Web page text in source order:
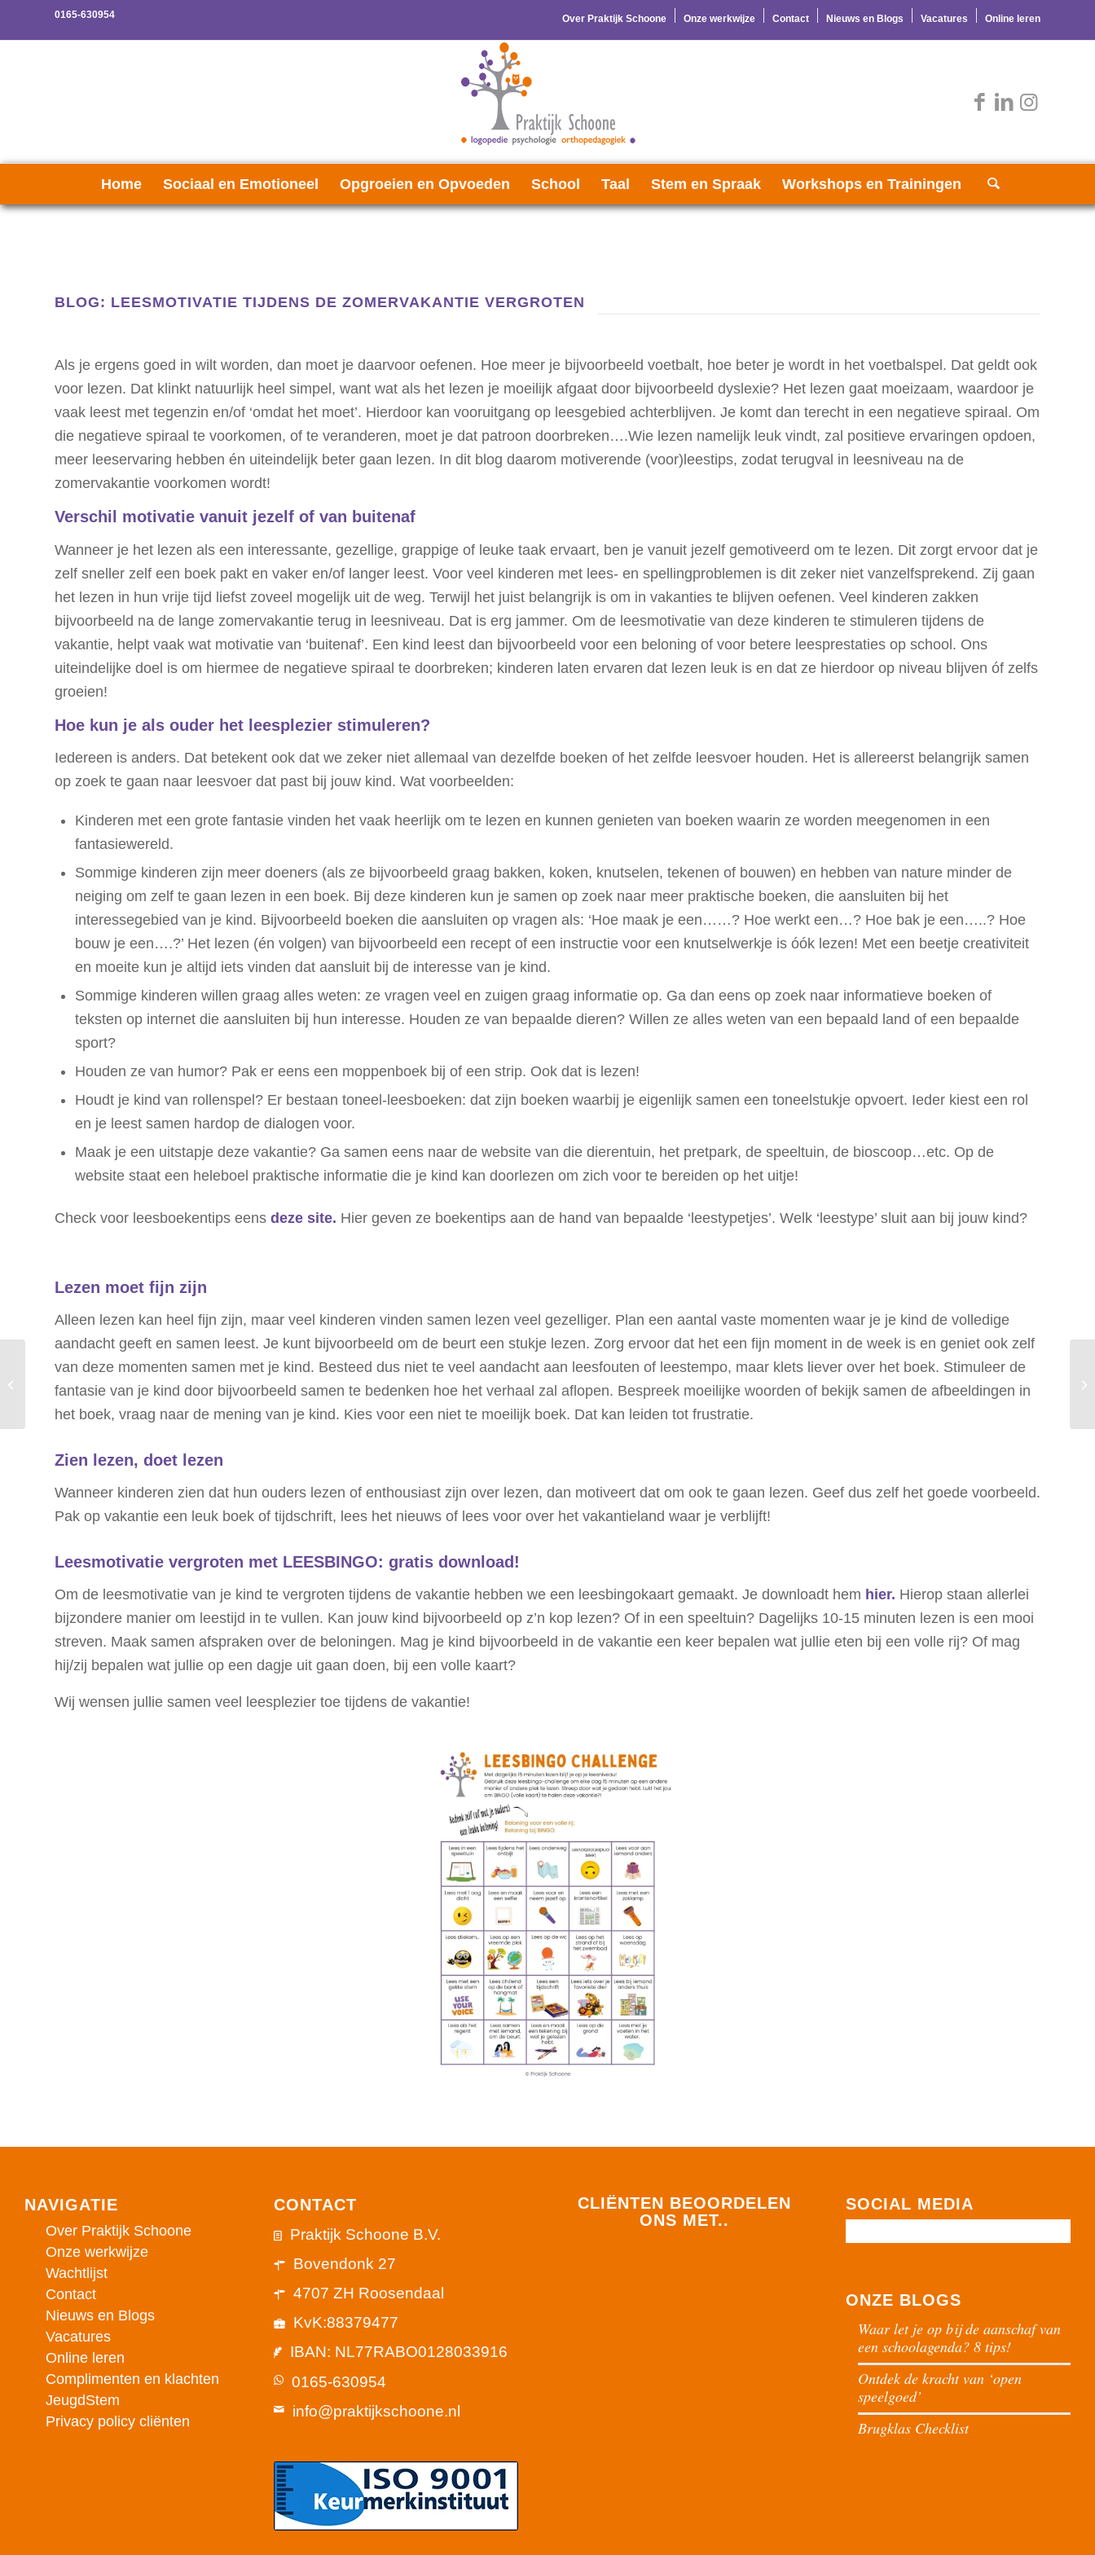
Over Praktijk Schoone Onze werkwijze Contact Nieuws en Blogs Vacatures Online leren
0165-630954
Home Sociaal en Emotioneel Opgroeien en Opvoeden School Taal Stem en Spraak Workshops en Trainingen
BLOG: LEESMOTIVATIE TIJDENS DE ZOMERVAKANTIE VERGROTEN
Als je ergens goed in wilt worden, dan moet je daarvoor oefenen. Hoe meer je bijvoorbeeld voetbalt, hoe beter je wordt in het voetbalspel. Dat geldt ook
voor lezen. Dat klinkt natuurlijk heel simpel, want wat als het lezen je moeilijk afgaat door bijvoorbeeld dyslexie? Het lezen gaat moeizaam, waardoor je
vaak leest met tegenzin en/of ‘omdat het moet’. Hierdoor kan vooruitgang op leesgebied achterblijven. Je komt dan terecht in een negatieve spiraal. Om
die negatieve spiraal te voorkomen, of te veranderen, moet je dat patroon doorbreken….Wie lezen namelijk leuk vindt, zal positieve ervaringen opdoen,
meer leeservaring hebben én uiteindelijk beter gaan lezen. In dit blog daarom motiverende (voor)leestips, zodat terugval in leesniveau na de
zomervakantie voorkomen wordt!
Verschil motivatie vanuit jezelf of van buitenaf
Wanneer je het lezen als een interessante, gezellige, grappige of leuke taak ervaart, ben je vanuit jezelf gemotiveerd om te lezen. Dit zorgt ervoor dat je
zelf sneller zelf een boek pakt en vaker en/of langer leest. Voor veel kinderen met lees- en spellingproblemen is dit zeker niet vanzelfsprekend. Zij gaan
het lezen in hun vrije tijd liefst zoveel mogelijk uit de weg. Terwijl het juist belangrijk is om in vakanties te blijven oefenen. Veel kinderen zakken
bijvoorbeeld na de lange zomervakantie terug in leesniveau. Dat is erg jammer. Om de leesmotivatie van deze kinderen te stimuleren tijdens de
vakantie, helpt vaak wat motivatie van ‘buitenaf’. Een kind leest dan bijvoorbeeld voor een beloning of voor betere leesprestaties op school. Ons
uiteindelijke doel is om hiermee de negatieve spiraal te doorbreken; kinderen laten ervaren dat lezen leuk is en dat ze hierdoor op niveau blijven óf zelfs
groeien!
Hoe kun je als ouder het leesplezier stimuleren?
Iedereen is anders. Dat betekent ook dat we zeker niet allemaal van dezelfde boeken of het zelfde leesvoer houden. Het is allereerst belangrijk samen
op zoek te gaan naar leesvoer dat past bij jouw kind. Wat voorbeelden:
Kinderen met een grote fantasie vinden het vaak heerlijk om te lezen en kunnen genieten van boeken waarin ze worden meegenomen in een
fantasiewereld.
Sommige kinderen zijn meer doeners (als ze bijvoorbeeld graag bakken, koken, knutselen, tekenen of bouwen) en hebben van nature minder de
neiging om zelf te gaan lezen in een boek. Bij deze kinderen kun je samen op zoek naar meer praktische boeken, die aansluiten bij het
interessegebied van je kind. Bijvoorbeeld boeken die aansluiten op vragen als: ‘Hoe maak je een……? Hoe werkt een…? Hoe bak je een…..? Hoe
bouw je een….?’ Het lezen (én volgen) van bijvoorbeeld een recept of een instructie voor een knutselwerkje is óók lezen! Met een beetje creativiteit
en moeite kun je altijd iets vinden dat aansluit bij de interesse van je kind.
Sommige kinderen willen graag alles weten: ze vragen veel en zuigen graag informatie op. Ga dan eens op zoek naar informatieve boeken of
teksten op internet die aansluiten bij hun interesse. Houden ze van bepaalde dieren? Willen ze alles weten van een bepaald land of een bepaalde
sport?
Houden ze van humor? Pak er eens een moppenboek bij of een strip. Ook dat is lezen!
Houdt je kind van rollenspel? Er bestaan toneel-leesboeken: dat zijn boeken waarbij je eigenlijk samen een toneelstukje opvoert. Ieder kiest een rol
en je leest samen hardop de dialogen voor.
Maak je een uitstapje deze vakantie? Ga samen eens naar de website van die dierentuin, het pretpark, de speeltuin, de bioscoop…etc. Op de
website staat een heleboel praktische informatie die je kind kan doorlezen om zich voor te bereiden op het uitje!
Check voor leesboekentips eens deze site. Hier geven ze boekentips aan de hand van bepaalde ‘leestypetjes’. Welk ‘leestype’ sluit aan bij jouw kind?
Lezen moet fijn zijn
Alleen lezen kan heel fijn zijn, maar veel kinderen vinden samen lezen veel gezelliger. Plan een aantal vaste momenten waar je je kind de volledige
aandacht geeft en samen leest. Je kunt bijvoorbeeld om de beurt een stukje lezen. Zorg ervoor dat het een fijn moment in de week is en geniet ook zelf
van deze momenten samen met je kind. Besteed dus niet te veel aandacht aan leesfouten of leestempo, maar klets liever over het boek. Stimuleer de
fantasie van je kind door bijvoorbeeld samen te bedenken hoe het verhaal zal aflopen. Bespreek moeilijke woorden of bekijk samen de afbeeldingen in
het boek, vraag naar de mening van je kind. Kies voor een niet te moeilijk boek. Dat kan leiden tot frustratie.
Zien lezen, doet lezen
Wanneer kinderen zien dat hun ouders lezen of enthousiast zijn over lezen, dan motiveert dat om ook te gaan lezen. Geef dus zelf het goede voorbeeld.
Pak op vakantie een leuk boek of tijdschrift, lees het nieuws of lees voor over het vakantieland waar je verblijft!
Leesmotivatie vergroten met LEESBINGO: gratis download!
Om de leesmotivatie van je kind te vergroten tijdens de vakantie hebben we een leesbingokaart gemaakt. Je downloadt hem hier. Hierop staan allerlei
bijzondere manier om leestijd in te vullen. Kan jouw kind bijvoorbeeld op z’n kop lezen? Of in een speeltuin? Dagelijks 10-15 minuten lezen is een mooi
streven. Maak samen afspraken over de beloningen. Mag je kind bijvoorbeeld in de vakantie een keer bepalen wat jullie eten bij een volle rij? Of mag
hij/zij bepalen wat jullie op een dagje uit gaan doen, bij een volle kaart?
Wij wensen jullie samen veel leesplezier toe tijdens de vakantie!
NAVIGATIE
Over Praktijk Schoone
Onze werkwijze
Wachtlijst
Contact
Nieuws en Blogs
Vacatures
Online leren
Complimenten en klachten
JeugdStem
Privacy policy cliënten
CONTACT
Praktijk Schoone B.V.
Bovendonk 27
4707 ZH Roosendaal
KvK:88379477
IBAN: NL77RABO0128033916
0165-630954
info@praktijkschoone.nl
CLIËNTEN BEOORDELEN
ONS MET..
SOCIAL MEDIA
ONZE BLOGS
Waar let je op bij de aanschaf van
een schoolagenda? 8 tips!
Ontdek de kracht van ‘open
speelgoed’
Brugklas Checklist
Blog: Heeft je kleintje
extra drinken nodig bij